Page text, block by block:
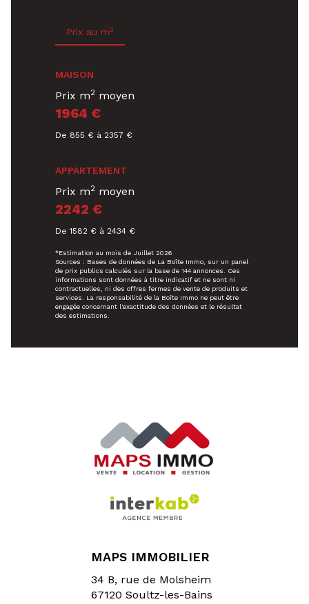
Prix au m2
MAISON
Prix m2 moyen
1964 €
De 855 € à 2357 €
APPARTEMENT
Prix m2 moyen
2242 €
De 1582 € à 2434 €
*Estimation au mois de Juillet 2026
Sources : Bases de données de La Boîte Immo, sur un panel
de prix publics calculés sur la base de 144 annonces. Ces
informations sont données à titre indicatif et ne sont ni
contractuelles, ni des offres fermes de vente de produits et
services. La responsabilité de la Boîte Immo ne peut être
engagée concernant l'exactitude des données et le résultat
des estimations.
MAPS IMMOBILIER
34 B, rue de Molsheim
67120 Soultz-les-Bains